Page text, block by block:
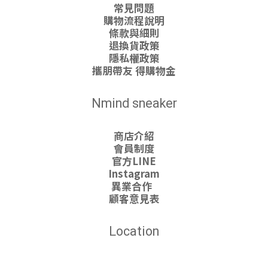
常見問題
購物流程說明
條款與細則
退換貨政策
隱私權政策
攜朋帶友 得購物金
Nmind sneaker
商店介紹
會員制度
官方LINE
Instagram
異業合作
顧客意見表
Location